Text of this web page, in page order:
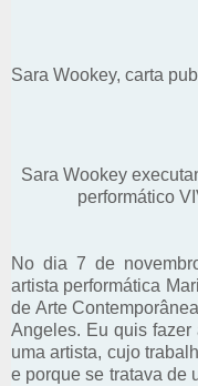
Sara Wookey, carta
Sara Wookey
performático
No dia 7 de
artista performática
de Arte
Angeles. Eu quis
uma artista, cujo
e porque se tratava de